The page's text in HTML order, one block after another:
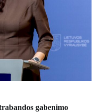
gabenimo